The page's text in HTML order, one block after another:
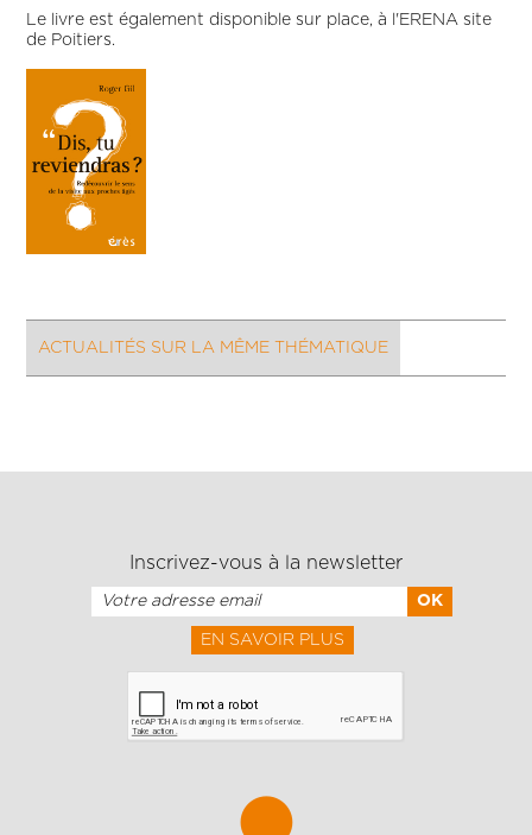
Le livre est également disponible sur place, à l'ERENA site
de Poitiers.
ACTUALITÉS SUR LA MÊME THÉMATIQUE
Inscrivez-vous à la newsletter
EN SAVOIR PLUS